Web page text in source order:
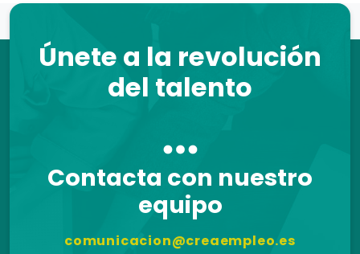
Únete a la revolución
del talento
Contacta con nuestro
equipo
comunicacion@creaempleo.es